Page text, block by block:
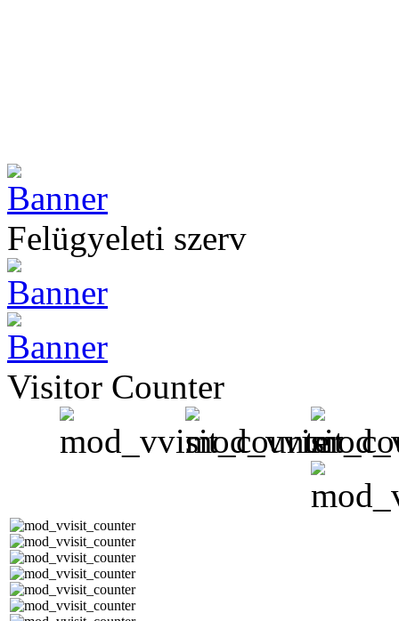
Felügyeleti szerv
Visitor Counter